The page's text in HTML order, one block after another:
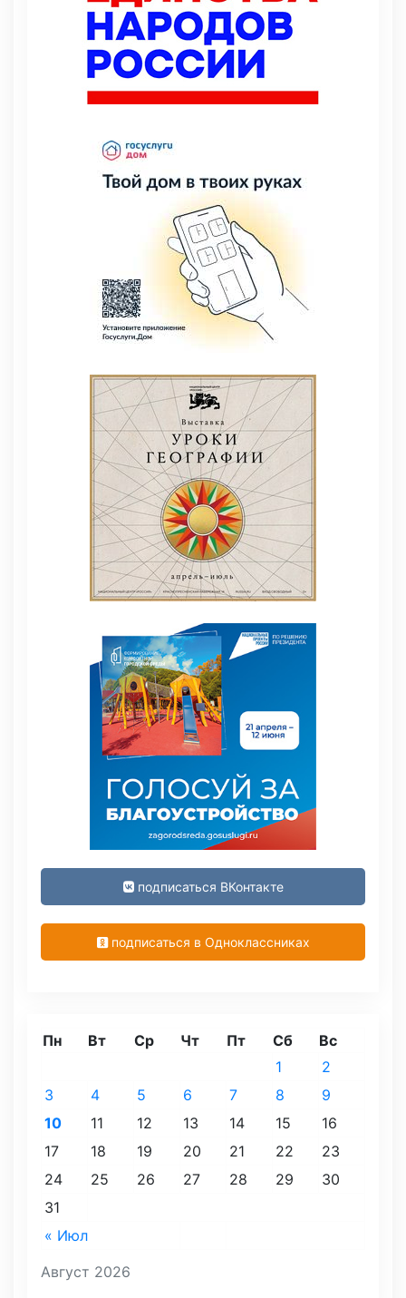
подписаться ВКонтакте
подписаться в Одноклассниках
Август 2026
Пн Вт Ср Чт Пт Сб Вс
« Июл
1
2
3
4 5 6 7 8
9
10
11 12 13 14 15
16
17
18 19 20 21 22
23
24
25 26 27 28 29
30
31